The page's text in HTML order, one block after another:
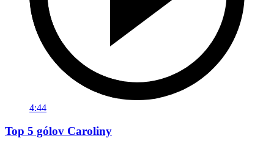
4:44
Top 5 gólov Caroliny